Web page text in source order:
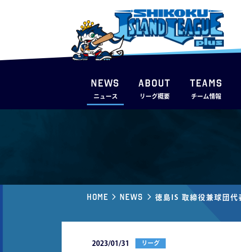
NEWS
ニュース
ABOUT
リーグ概要
TEAMS
チーム情報
Home News 徳島IS 取締役兼球団代
2023/01/31 リーグ